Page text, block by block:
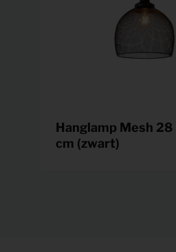
Hanglamp Mesh 28
cm (zwart)